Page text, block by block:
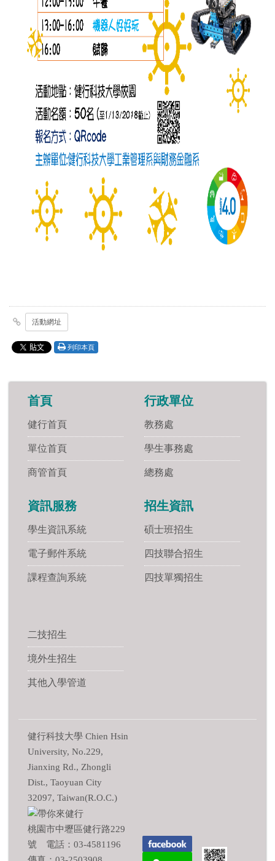
活動網址
列印本頁
首頁
健行首頁
單位首頁
商管首頁
行政單位
教務處
學生事務處
總務處
資訊服務
學生資訊系統
電子郵件系統
課程查詢系統
招生資訊
碩士班招生
四技聯合招生
四技單獨招生
二技招生
境外生招生
其他入學管道
健行科技大學 Chien Hsin
University, No.229,
Jianxing Rd., Zhongli
Dist., Taoyuan City
32097, Taiwan(R.O.C.)
桃園市中壢區健行路229
號 電話：03-4581196